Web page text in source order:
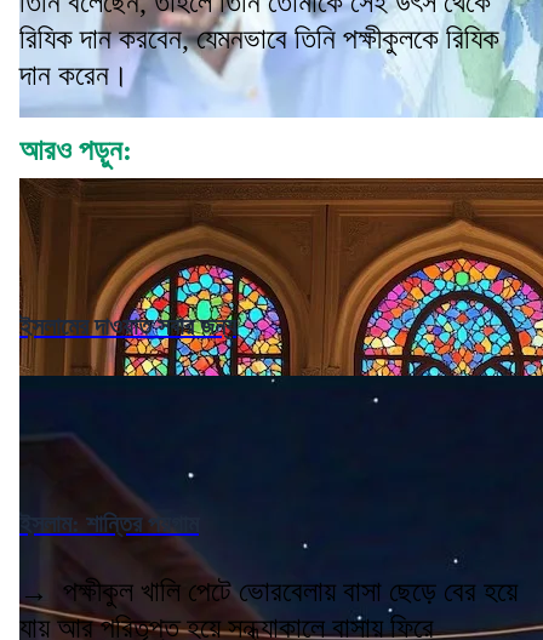
রিযিক দান করবেন, যেমনভাবে তিনি পক্ষীকুলকে রিযিক
দান করেন।
আরও পড়ুন:
ইসলামের দাওয়াত সবার জন্য
ইসলাম: শান্তির পয়গাম
→ পক্ষীকুল খালি পেটে ভোরবেলায় বাসা ছেড়ে বের হয়ে
যায় আর পরিতৃপ্ত হয়ে সন্ধ্যাকালে বাসায় ফিরে